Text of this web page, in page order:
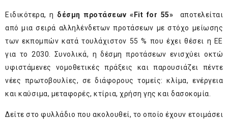
Ειδικότερα, η δέσμη προτάσεων «Fit for 55» αποτελείται
από μια σειρά αλληλένδετων προτάσεων με στόχο μείωσης
των εκπομπών κατά τουλάχιστον 55 % που έχει θέσει η ΕΕ
για το 2030. Συνολικά, η δέσμη προτάσεων ενισχύει οκτώ
υφιστάμενες νομοθετικές πράξεις και παρουσιάζει πέντε
νέες πρωτοβουλίες, σε διάφορους τομείς: κλίμα, ενέργεια
και καύσιμα, μεταφορές, κτίρια, χρήση γης και δασοκομία.
Δείτε στο φυλλάδιο που ακολουθεί, το οποίο έχουν ετοιμάσει